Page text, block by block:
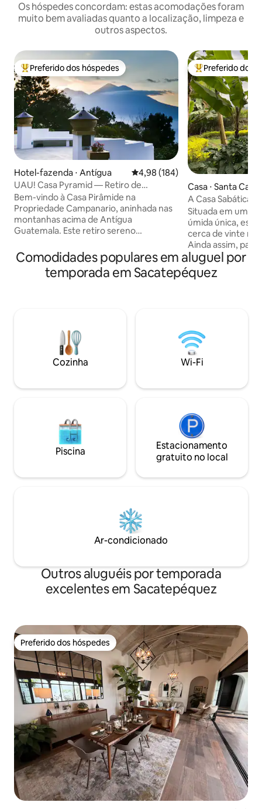
Os hóspedes concordam: estas acomodações foram
muito bem avaliadas quanto a localização, limpeza e
outros aspectos.
Entre os melhores preferidos dos hóspedes
Preferido dos hóspedes
Hotel-fazenda ⋅ Antígua 4,98 de uma avaliação média de
4,98 (184)
UAU! Casa Pyramid — Retiro de
inspiração maia/Fazenda de abacate
Bem-vindo à Casa Pirâmide na
Propriedade Campanario, aninhada nas
montanhas acima de Antígua
Guatemala. Este retiro sereno
pirâmide com uma cama queen size e
banheiro privativo, uma cozinha
moderna e uma área de estar
paisagísticos. Descubra a vibrante
cidade de Antígua a uma curta distância
de carro. Experimente o luxo e a
natureza perfeitamente combinados na
Entre os
Preferido dos
Casa ⋅ Santa
ona
A Casa Sabática
Situada em um
úmida única, esta
cerca de vinte
Ainda assim,
Você passará
exuberantes
cidades maias de
lo.) O traslado de ida e volta de Antígua é
fornecido (dias
restrições se aplicam)
adequado para
Comodidades populares em aluguel por
temporada em Sacatepéquez
Cozinha Wi-Fi
Piscina
Estacionamento
gratuito no local
Ar-condicionado
Outros aluguéis por temporada
excelentes em Sacatepéquez
Preferido dos hóspedes
Preferido dos hóspedes